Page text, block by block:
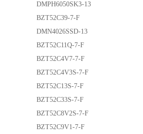
DMPH6050SK3-13
BZT52C39-7-F
DMN4026SSD-13
BZT52C11Q-7-F
BZT52C4V7-7-F
BZT52C4V3S-7-F
BZT52C13S-7-F
BZT52C33S-7-F
BZT52C8V2S-7-F
BZT52C9V1-7-F